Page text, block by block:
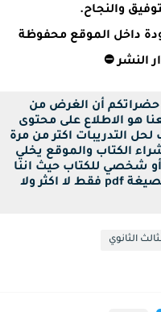
والنجاح.
داخل الموقع محفوظة
النشر ⛔
حضراتكم أن الغرض من
هو الاطلاع على محتوى
التدريبات اكتر من مرة
الكتاب والموقع يخلي
شخصي للكتاب حيث اننا
نشاركه من المصادر التي توفره بصيغة pdf فقط لا اكثر ولا
الثانوي